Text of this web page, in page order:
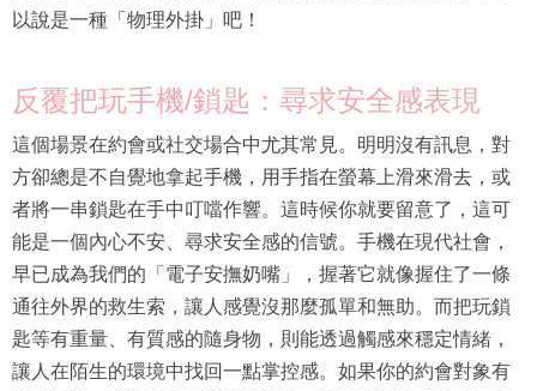
以說是一種「物理外掛」吧！
反覆把玩手機/鎖匙：尋求安全感表現
這個場景在約會或社交場合中尤其常見。明明沒有訊息，對
方卻總是不自覺地拿起手機，用手指在螢幕上滑來滑去，或
者將一串鎖匙在手中叮噹作響。這時候你就要留意了，這可
能是一個內心不安、尋求安全感的信號。手機在現代社會，
早已成為我們的「電子安撫奶嘴」，握著它就像握住了一條
通往外界的救生索，讓人感覺沒那麼孤單和無助。而把玩鎖
匙等有重量、有質感的隨身物，則能透過觸感來穩定情緒，
讓人在陌生的環境中找回一點掌控感。如果你的約會對象有